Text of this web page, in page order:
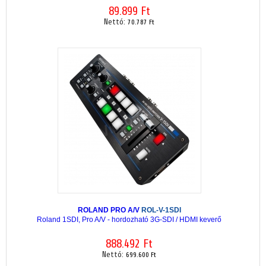
89.899 Ft
Nettó: 70.787 Ft
ROLAND PRO A/V ROL-V-1SDI
Roland 1SDI, Pro A/V - hordozható 3G-SDI / HDMI keverő
888.492 Ft
Nettó: 699.600 Ft